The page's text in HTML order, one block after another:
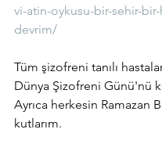
vi-atin-oykusu-bir-sehir-
devrim/
Tüm şizofreni tanılı
Dünya Şizofreni Günü'nü
Ayrıca herkesin Ramazan
kutlarım.